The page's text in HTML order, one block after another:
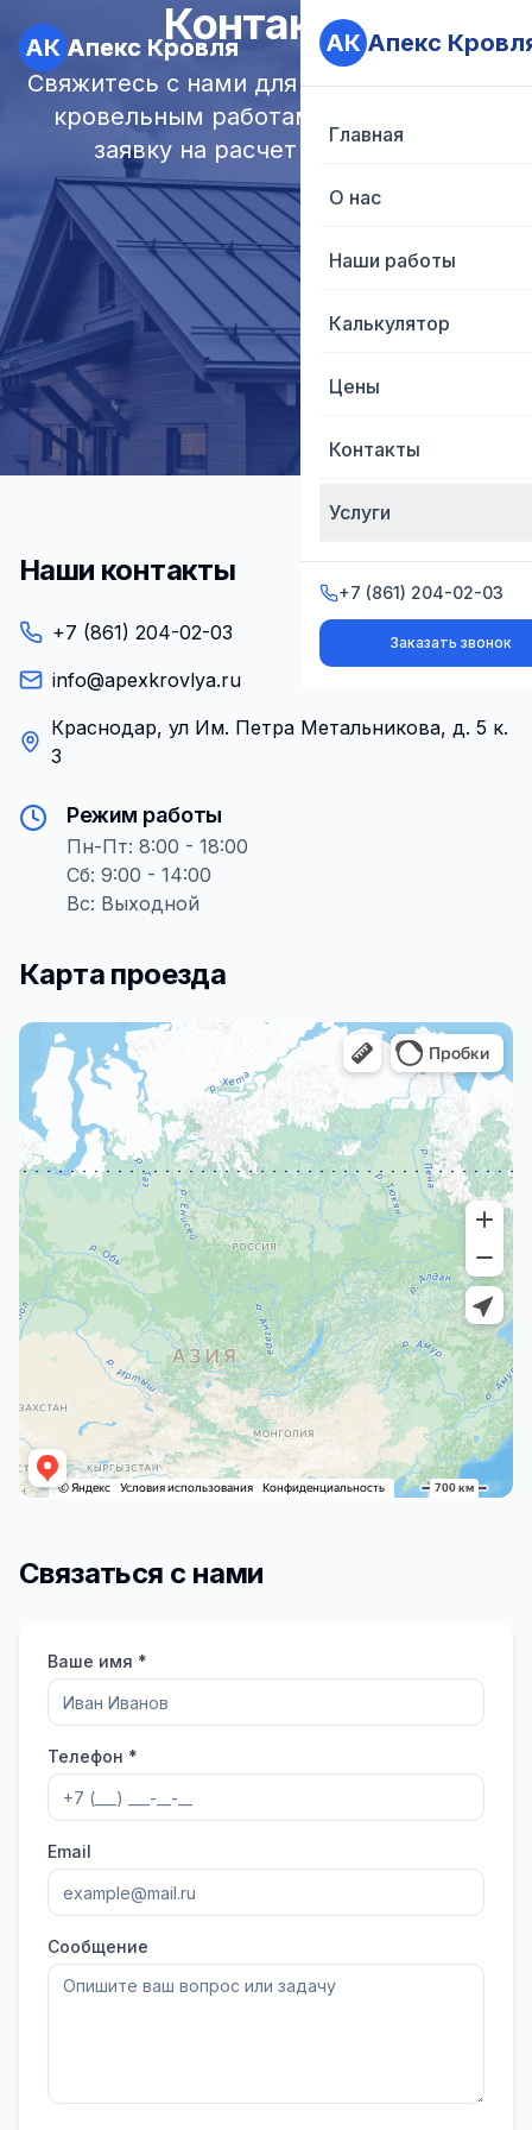
АК Апекс Кровля АК Апекс
Главная
О нас
Наши работы
Калькулятор
Цены
Контакты
Услуги
+7 (861) 204-02-03
Заказать звонок
АК Апекс Кровля АК Апекс
Главная
О нас
Наши работы
Калькулятор
Цены
Контакты
Услуги
+7 (861) 204-02-03
Заказать звонок
Контакты
Свяжитесь с нами для консультации по
кровельным работам или оставьте
заявку на расчет стоимости.
Наши контакты
+7 (861) 204-02-03
info@apexkrovlya.ru
Краснодар, ул Им. Петра Метальникова, д. 5 к.
3
Режим работы
Пн-Пт: 8:00 - 18:00
Сб: 9:00 - 14:00
Вс: Выходной
Карта проезда
Связаться с нами
Ваше имя *
Телефон *
Email
Сообщение